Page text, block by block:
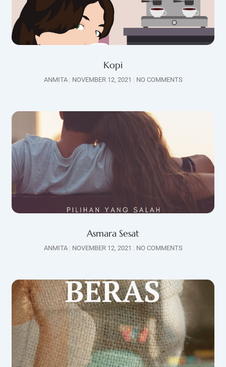
Kopi
ANMITA NOVEMBER 12, 2021 NO COMMENTS
Asmara Sesat
ANMITA NOVEMBER 12, 2021 NO COMMENTS